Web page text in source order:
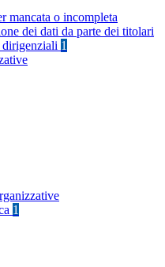
mancata o incompleta
dei dati da parte dei titolari
1
1